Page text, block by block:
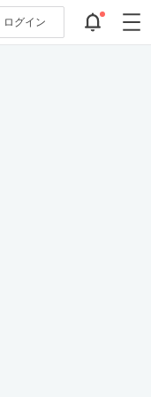
ログイン